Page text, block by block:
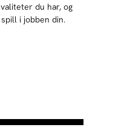
du har, og
i jobben din.